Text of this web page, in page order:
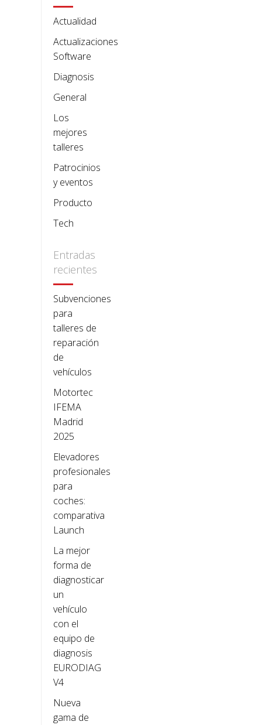
Actualidad
Actualizaciones
Software
Diagnosis
General
Los
mejores
talleres
Patrocinios
y eventos
Producto
Tech
Entradas
recientes
Subvenciones
para
talleres de
reparación
de
vehículos
Motortec
IFEMA
Madrid
2025
Elevadores
profesionales
para
coches:
comparativa
Launch
La mejor
forma de
diagnosticar
un
vehículo
con el
equipo de
diagnosis
EURODIAG
V4
Nueva
gama de